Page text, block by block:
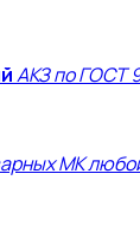
АКЗ по ГОСТ
МК